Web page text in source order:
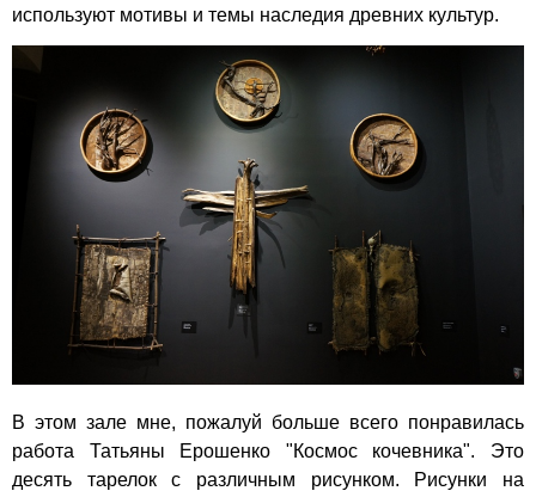
используют мотивы и темы наследия древних культур.
В этом зале мне, пожалуй больше всего понравилась
работа Татьяны Ерошенко "Космос кочевника". Это
десять тарелок с различным рисунком. Рисунки на